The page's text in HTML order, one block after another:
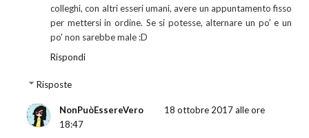
colleghi, con altri esseri umani, avere un appuntamento fisso
per mettersi in ordine. Se si potesse, alternare un po' e un
po' non sarebbe male :D
Rispondi
Risposte
NonPuòEssereVero
18 ottobre 2017 alle ore
18:47